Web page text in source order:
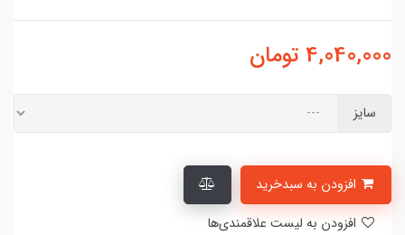
4,040,000 تومان
سایز